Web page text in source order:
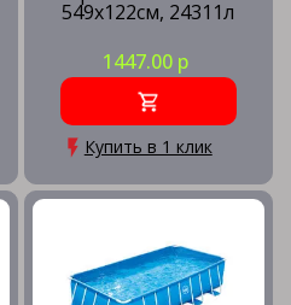
549х122см, 24311л
1447.00 р
Купить в 1 клик